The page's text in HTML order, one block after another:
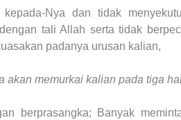
kepada-Nya dan tidak
tali Allah serta tidak
padanya urusan kalian,
akan memurkai kalian pada tiga
berprasangka; Banyak